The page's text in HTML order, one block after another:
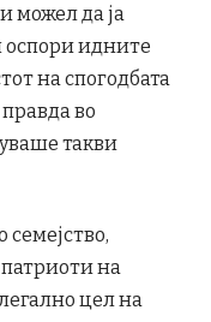
можел да ја
оспори идните
на спогодбата
во
такви
семејство,
на
цел на